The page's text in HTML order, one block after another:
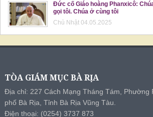
Đức cố Giáo hoàng Phanxicô:
gọi tôi. Chúa ở cùng tôi
Chủ Nhật 04.05.2025
TÒA GIÁM MỤC BÀ RỊA
Địa chỉ: 227 Cách Mạng Tháng Tám, Phường
phố Bà Rịa, Tỉnh Bà Rịa Vũng Tàu.
Điện thoại: (0254) 3737 873